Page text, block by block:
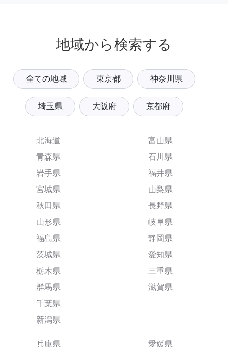
地域から検索する
全ての地域 東京都 神奈川県
埼玉県 大阪府 京都府
北海道
青森県
岩手県
宮城県
秋田県
山形県
福島県
茨城県
栃木県
群馬県
千葉県
新潟県
富山県
石川県
福井県
山梨県
長野県
岐阜県
静岡県
愛知県
三重県
滋賀県
兵庫県
愛媛県